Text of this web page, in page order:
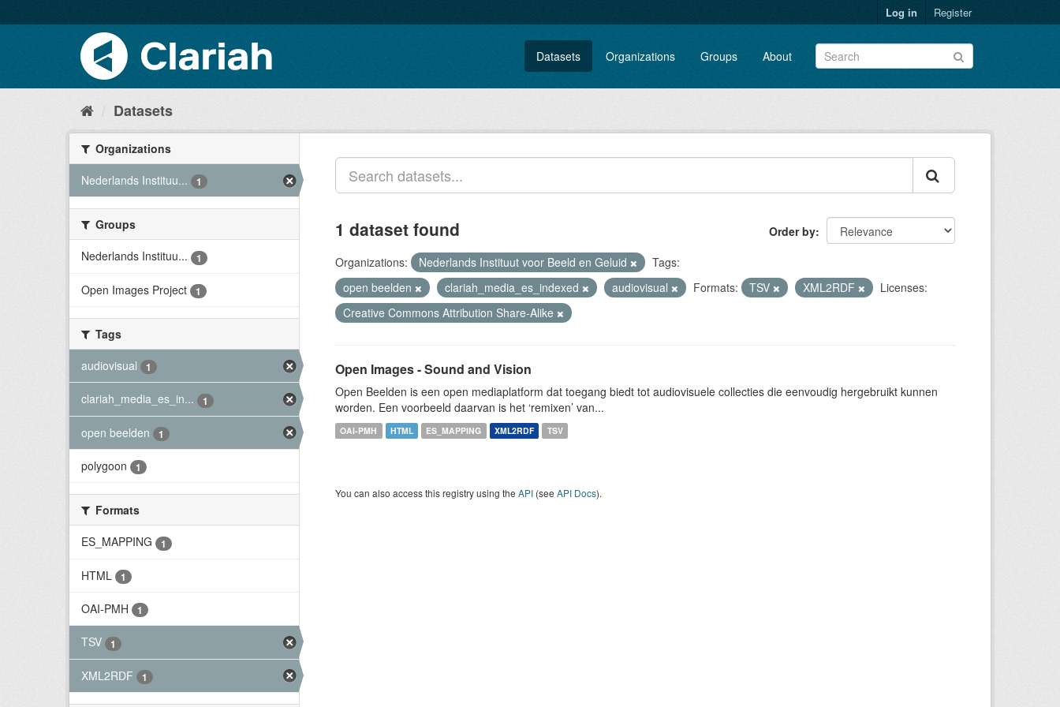
Log in Register
Datasets Organizations Groups About
Datasets
Organizations
Nederlands Instituu...
1
Groups
Nederlands Instituu...
1
Open Images Project 1
Tags
audiovisual
1
clariah_media_es_in... 1
open beelden 1
polygoon 1
Formats
ES_MAPPING
1
HTML 1
OAI-PMH 1
TSV 1
XML2RDF 1
Order by
1 dataset found
Organizations: Nederlands Instituut voor Beeld en Geluid
Tags:
open beelden
clariah_media_es_indexed audiovisual Formats: TSV XML2RDF
Licenses:
Creative Commons Attribution Share-Alike
Open Images - Sound and Vision
Open Beelden is een open mediaplatform dat toegang biedt tot audiovisuele collecties die eenvoudig hergebruikt kunnen
worden. Een voorbeeld daarvan is het ‘remixen’ van...
OAI-PMH HTML ES_MAPPING XML2RDF TSV
You can also access this registry using the API (see API Docs).